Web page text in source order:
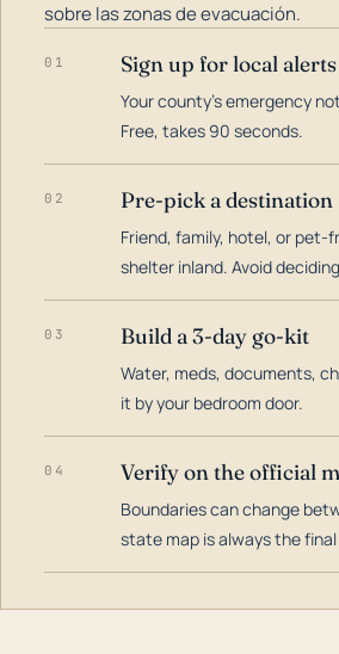
sobre las zonas de evacuación.
01 Sign up for local alerts
Your county's emergency
Free, takes 90 seconds.
02 Pre-pick a destination
Friend, family, hotel, or pet-
shelter inland. Avoid
03 Build a 3-day go-kit
Water, meds, documents,
it by your bedroom door.
04 Verify on the official
Boundaries can change
state map is always the